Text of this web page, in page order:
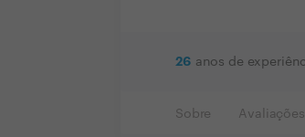
26 anos de
Sobre Avaliações